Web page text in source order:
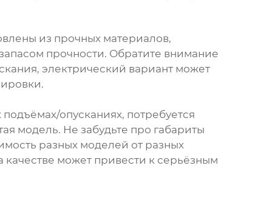
из прочных материалов,
прочности. Обратите внимание
электрический вариант может
опусканиях, потребуется
модель. Не забудьте про габариты
разных моделей от разных
может привести к серьёзным